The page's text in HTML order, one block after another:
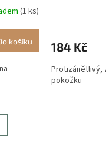
(1 ks)
košíku 184 Kč
Protizánětlivý,
pokožku